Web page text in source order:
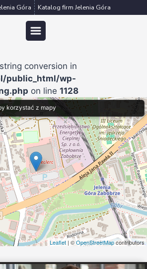
Góra Katalog firm Jelenia Góra
conversion in
public_html/wp-
on line 1128
Leaflet | ©OpenStreetMapcontributors
korzystać z mapy